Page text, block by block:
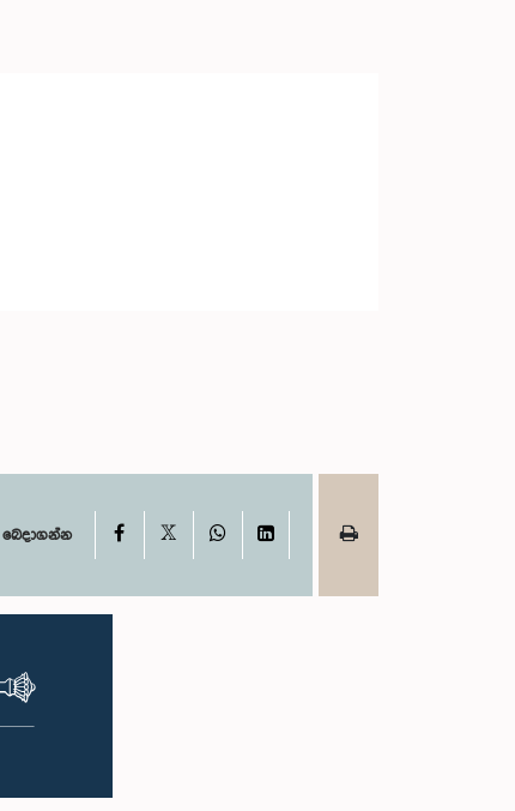
Facebook WhatsAppLinkedIn